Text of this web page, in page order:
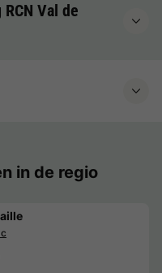
Val de
in de regio